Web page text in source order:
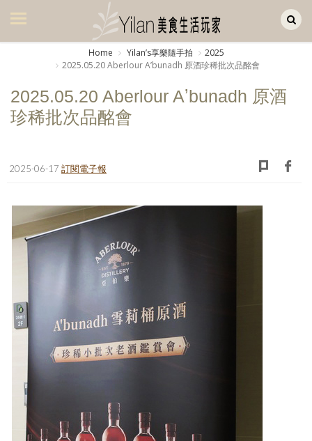
美食集
廚房集
旅遊集
書房集
日記簿
享樂隨手拍
照相簿
影音區
創意出版服務
歷史區
Home Yilanʼs享樂隨手拍
2025
2025.05.20 Aberlour Aʼbunadh 原酒珍稀批次品酩會
2025.05.20 Aberlour Aʼbunadh 原酒
珍稀批次品酩會
2025-06-17 訂閱電子報